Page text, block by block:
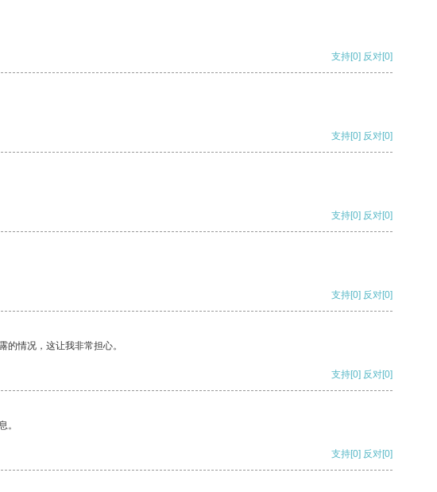
支持[0] 反对[0]
支持[0] 反对[0]
支持[0] 反对[0]
支持[0] 反对[0]
情况，这让我非常担心。
支持[0] 反对[0]
。
支持[0] 反对[0]